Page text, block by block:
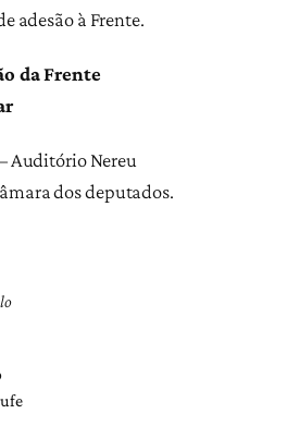
adesão à Frente.
da Frente
Auditório Nereu
dos deputados.